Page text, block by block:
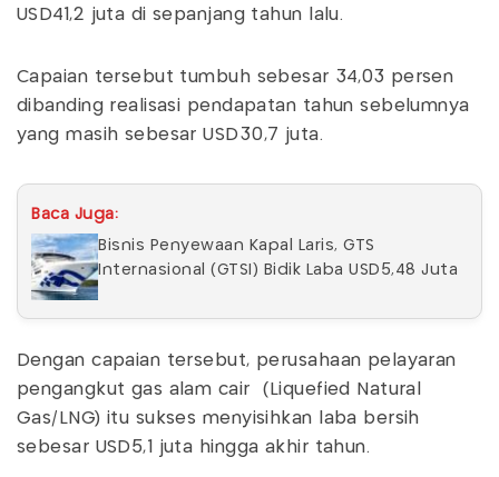
USD41,2 juta di sepanjang tahun lalu.
Capaian tersebut tumbuh sebesar 34,03 persen
dibanding realisasi pendapatan tahun sebelumnya
yang masih sebesar USD30,7 juta.
Baca Juga:
Bisnis Penyewaan Kapal Laris, GTS
Internasional (GTSI) Bidik Laba USD5,48 Juta
Dengan capaian tersebut, perusahaan pelayaran
pengangkut gas alam cair (Liquefied Natural
Gas/LNG) itu sukses menyisihkan laba bersih
sebesar USD5,1 juta hingga akhir tahun.